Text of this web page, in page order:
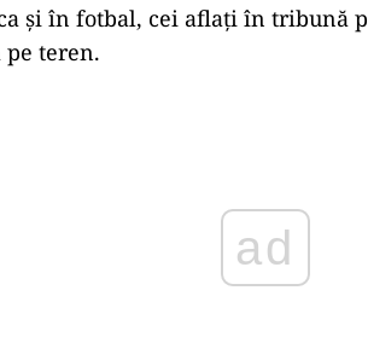
și în fotbal, cei aflați în tribună
pe teren.
ad